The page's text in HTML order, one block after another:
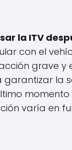
la ITV
con el
grave y
la
varía en